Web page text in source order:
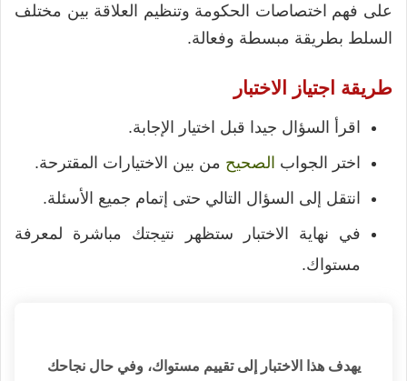
على فهم اختصاصات الحكومة وتنظيم العلاقة بين مختلف
السلط بطريقة مبسطة وفعالة.
طريقة اجتياز الاختبار
اقرأ السؤال جيدا قبل اختيار الإجابة.
اختر الجواب الصحيح من بين الاختيارات المقترحة.
انتقل إلى السؤال التالي حتى إتمام جميع الأسئلة.
في نهاية الاختبار ستظهر نتيجتك مباشرة لمعرفة
مستواك.
يهدف هذا الاختبار إلى تقييم مستواك، وفي حال نجاحك